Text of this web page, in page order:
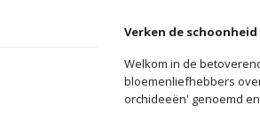
Verken de
Welkom in de
bloemenliefhebbers
orchideeën' genoemd